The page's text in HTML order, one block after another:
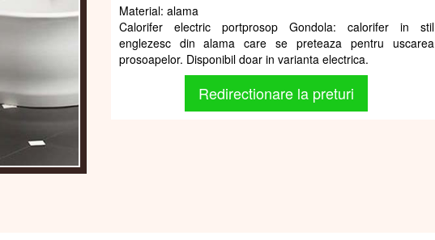
Material: alama
Calorifer electric portprosop Gondola: calorifer in stil
englezesc din alama care se preteaza pentru uscarea
prosoapelor. Disponibil doar in varianta electrica.
Redirectionare la preturi